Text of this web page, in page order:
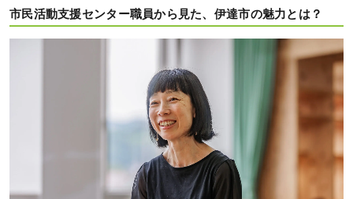
市民活動支援センター職員から見た、伊達市の魅力とは？